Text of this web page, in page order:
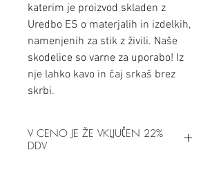
katerim je proizvod skladen z
Uredbo ES o materjalih in izdelkih,
namenjenih za stik z živili. Naše
skodelice so varne za uporabo! Iz
nje lahko kavo in čaj srkaš brez
skrbi.
V CENO JE ŽE VKLJUČEN 22%
DDV